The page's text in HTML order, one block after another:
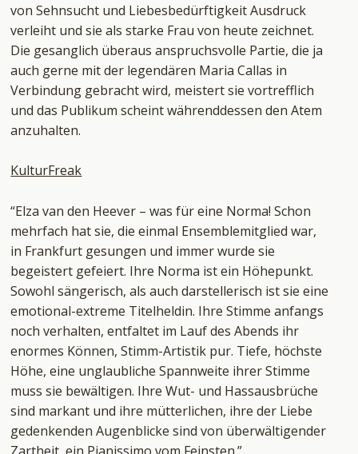
von Sehnsucht und Liebesbedürftigkeit Ausdruck
verleiht und sie als starke Frau von heute zeichnet.
Die gesanglich überaus anspruchsvolle Partie, die ja
auch gerne mit der legendären Maria Callas in
Verbindung gebracht wird, meistert sie vortrefflich
und das Publikum scheint währenddessen den Atem
anzuhalten.
KulturFreak
“Elza van den Heever – was für eine Norma! Schon
mehrfach hat sie, die einmal Ensemblemitglied war,
in Frankfurt gesungen und immer wurde sie
begeistert gefeiert. Ihre Norma ist ein Höhepunkt.
Sowohl sängerisch, als auch darstellerisch ist sie eine
emotional-extreme Titelheldin. Ihre Stimme anfangs
noch verhalten, entfaltet im Lauf des Abends ihr
enormes Können, Stimm-Artistik pur. Tiefe, höchste
Höhe, eine unglaubliche Spannweite ihrer Stimme
muss sie bewältigen. Ihre Wut- und Hassausbrüche
sind markant und ihre mütterlichen, ihre der Liebe
gedenkenden Augenblicke sind von überwältigender